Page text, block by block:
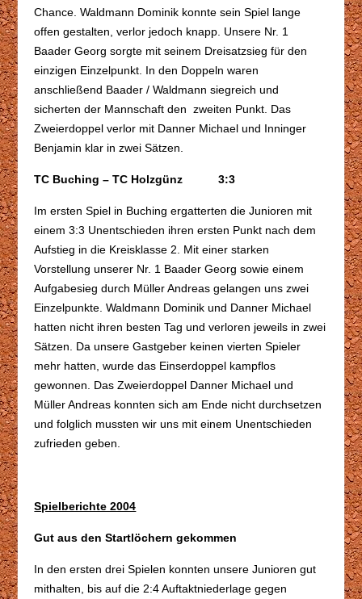
Chance. Waldmann Dominik konnte sein Spiel lange
offen gestalten, verlor jedoch knapp. Unsere Nr. 1
Baader Georg sorgte mit seinem Dreisatzsieg für den
einzigen Einzelpunkt. In den Doppeln waren
anschließend Baader / Waldmann siegreich und
sicherten der Mannschaft den zweiten Punkt. Das
Zweierdoppel verlor mit Danner Michael und Inninger
Benjamin klar in zwei Sätzen.
TC Buching – TC Holzgünz 3:3
Im ersten Spiel in Buching ergatterten die Junioren mit
einem 3:3 Unentschieden ihren ersten Punkt nach dem
Aufstieg in die Kreisklasse 2. Mit einer starken
Vorstellung unserer Nr. 1 Baader Georg sowie einem
Aufgabesieg durch Müller Andreas gelangen uns zwei
Einzelpunkte. Waldmann Dominik und Danner Michael
hatten nicht ihren besten Tag und verloren jeweils in zwei
Sätzen. Da unsere Gastgeber keinen vierten Spieler
mehr hatten, wurde das Einserdoppel kampflos
gewonnen. Das Zweierdoppel Danner Michael und
Müller Andreas konnten sich am Ende nicht durchsetzen
und folglich mussten wir uns mit einem Unentschieden
zufrieden geben.
Spielberichte 2004
Gut aus den Startlöchern gekommen
In den ersten drei Spielen konnten unsere Junioren gut
mithalten, bis auf die 2:4 Auftaktniederlage gegen